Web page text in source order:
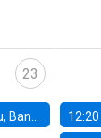
23
de Chile